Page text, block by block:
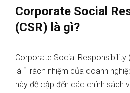
Corporate Social
(CSR) là gì?
Corporate Social Responsibility
là “Trách nhiệm của doanh
này đề cập đến các chính sách